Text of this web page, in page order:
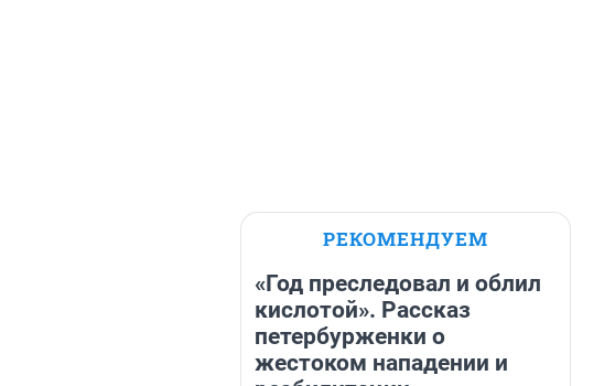
РЕКОМЕНДУЕМ
«Год преследовал и облил
кислотой». Рассказ
петербурженки о
жестоком нападении и